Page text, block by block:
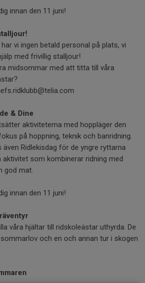
innan den 11 juni!
vi ingen betald personal på plats, vi
med frivillig stalljour!
midsommar med att titta till våra
& Dine
aktiviteterna med hoppläger den
på hoppning, teknik och banridning.
även Ridlekisdag för de yngre ryttarna
aktivitet som kombinerar ridning med
god mat.
innan den 11 juni!
våra hjältar till ridskoleästar uthyrda. De
och en och annan tur i skogen